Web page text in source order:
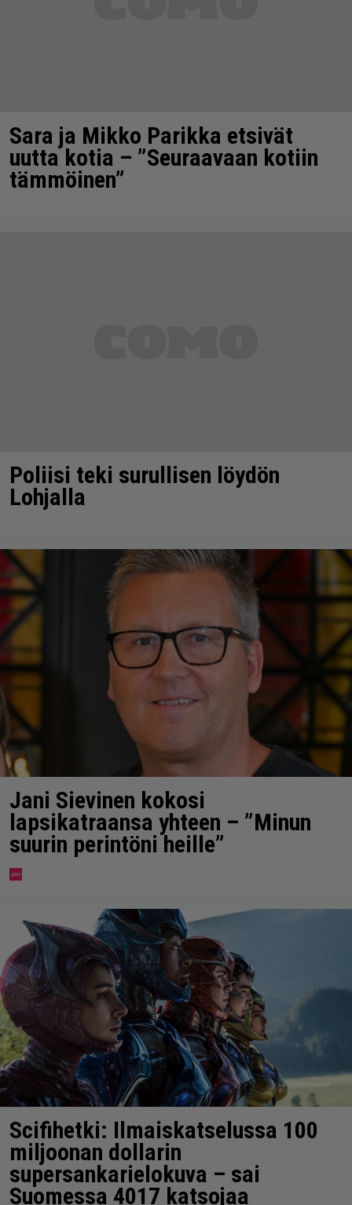
Sara ja Mikko Parikka etsivät
uutta kotia – ”Seuraavaan kotiin
tämmöinen”
Poliisi teki surullisen löydön
Lohjalla
Jani Sievinen kokosi
lapsikatraansa yhteen – ”Minun
suurin perintöni heille”
Scifihetki: Ilmaiskatselussa 100
miljoonan dollarin
supersankarielokuva – sai
Suomessa 4017 katsojaa